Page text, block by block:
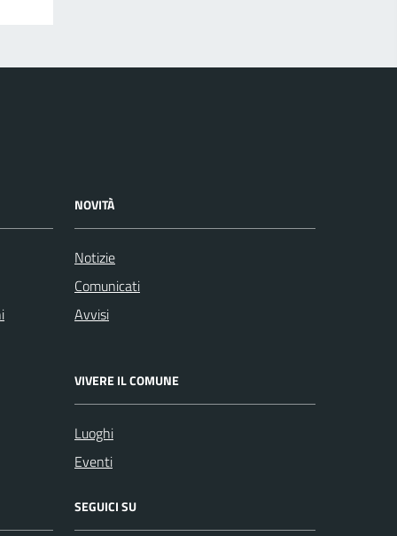
NOVITÀ
Notizie
Comunicati
Avvisi
VIVERE IL COMUNE
Luoghi
Eventi
SEGUICI SU